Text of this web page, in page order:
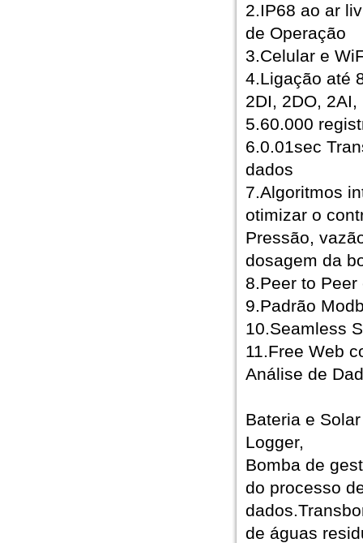
2.IP68 ao ar
de Operação
3.Celular e
4.Ligação até
2DI, 2DO, 2AI,
5.60.000
6.0.01sec
dados
7.Algoritmos
otimizar o
Pressão,
dosagem da
8.Peer to
9.Padrão
10.Seamless
11.Free Web
Análise de
Bateria e
Logger,
Bomba de
do processo
de águas